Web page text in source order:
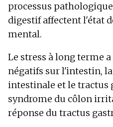
processus
digestif affectent l'état
mental.
Le stress à long terme
négatifs sur l'intestin,
intestinale et le tractus
syndrome du côlon
réponse du tractus